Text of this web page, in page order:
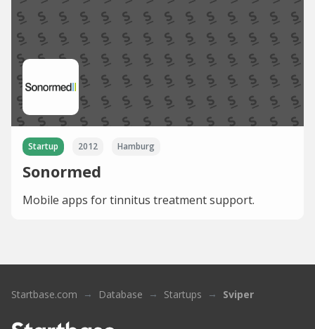
Startup 2012 Hamburg
Sonormed
Mobile apps for tinnitus treatment support.
Startbase.com Database Startups Sviper